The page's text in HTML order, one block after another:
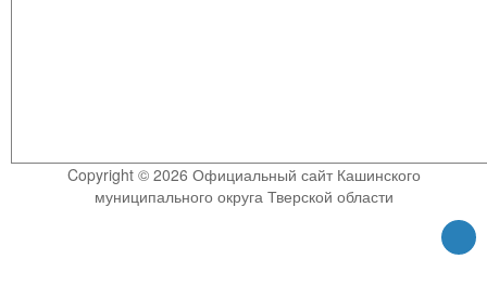
Copyright © 2026 Официальный сайт Кашинского
муниципального округа Тверской области